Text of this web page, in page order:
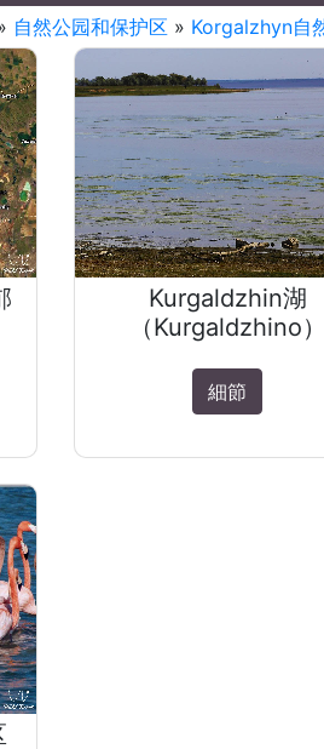
自然公园和保护区 » Korgalzhyn自
Kurgaldzhin湖
（Kurgaldzhino）
細節